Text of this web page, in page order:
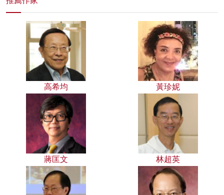
高希均 黃珍妮
蔣匡文 林超英